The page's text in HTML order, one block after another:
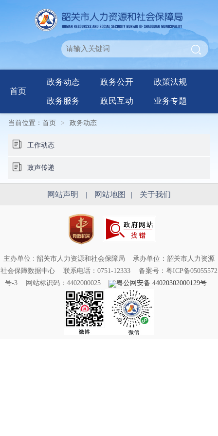
首页
政务动态 政务公开 政策法规
政务服务 政民互动 业务专题
当前位置： 首页 > 政务动态
工作动态
政声传递
网站声明 | 网站地图 | 关于我们
主办单位 : 韶关市人力资源和社会保障局
承办单位：韶关市人力资源
社会保障数据中心
联系电话：0751-12333
备案号：粤ICP备05055572
号-3
网站标识码：4402000025 粤公网安备 44020302000129号